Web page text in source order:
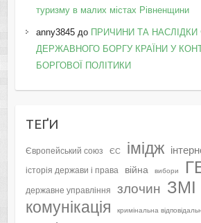
туризму в малих містах Рівненщини
anny3845до ПРИЧИНИ ТА
ДЕРЖАВНОГО БОРГУ КРАЇНИ У
БОРГОВОЇ ПОЛІТИКИ
ТЕҐИ
Європейський союз ЄС імідж
історія держави і права війна вибори
державне управління злочин ЗМІ
комунікація кримінальна